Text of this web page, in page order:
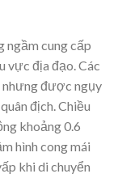
ngầm cung cấp
vực địa đạo. Các
được ngụy
địch. Chiều
khoảng 0.6
hình cong mái
khi di chuyển